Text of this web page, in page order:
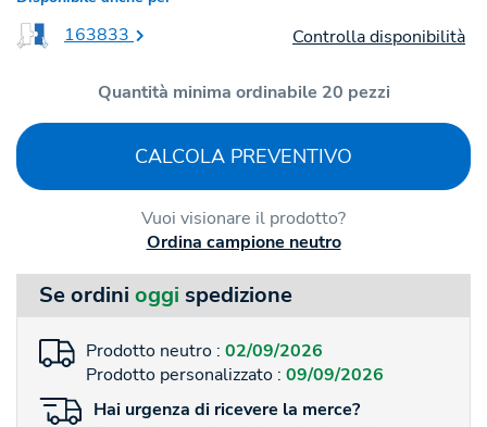
163833 Controlla disponibilità
Quantità minima ordinabile 20 pezzi
CALCOLA PREVENTIVO
Vuoi visionare il prodotto?
Ordina campione neutro
Se ordini oggi spedizione
Prodotto neutro : 02/09/2026
Prodotto personalizzato : 09/09/2026
Hai urgenza di ricevere la merce?